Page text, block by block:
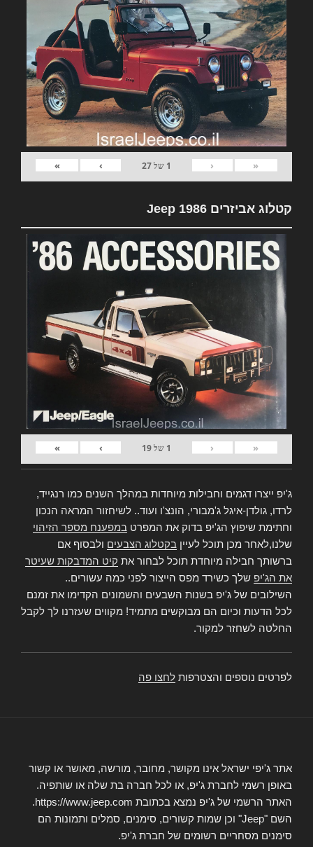
«
‹
1 של27
›
»
קטלוג אביזרים Jeep 1986
«
‹
1 של19
›
»
ג'יפ ייצרו דגמים וחבילות מיוחדות במהלך השנים כמו רנגייד,
לרדו, גולדן-איגל ג'מבורי, הונצ'ו ועוד.. לשיחזור המראה הנכון
וחתימת שיפוץ הג'יפ בדוק את המפרט במפענח מספר הזיהוי
שלנו,לאחר מכן תוכל לעיין בקטלוג הצבעים ולבסוף אם
ברשותך חבילה מיוחדת תוכל לבחור את קיט המדבקות שעיטר
את הג'יפ שלך כשירד מפס הייצור לפני כמה עשורים..
השילובים של ג'יפ בשנות השבעים והשמונים הקדימו את זמנם
לכל הדעות וכיום הם מבוקשים מתמיד! מקווים שעזרנו לך לקבל
החלטה לשחזר למקור.
לפרטים נוספים והצטרפות לחצו פה
אתר ג'יפי ישראל אינו מקושר, מחובר, מורשה, מאושר או קשור
באופן רשמי לחברת ג'יפ, או לכל חברה בת שלה או שותפיה.
האתר הרשמי של ג'יפ נמצא בכתובת https://www.jeep.com.
השם "Jeep" וכן שמות קשורים, סימנים, סמלים ותמונות הם
סימנים מסחריים רשומים של חברת ג'יפ.